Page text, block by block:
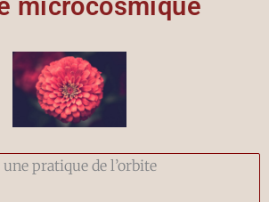
microcosmique
pratique de l’orbite